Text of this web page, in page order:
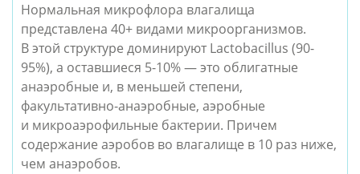
Нормальная микрофлора влагалища
представлена 40+ видами микроорганизмов.
В этой структуре доминируют Lactobacillus (90-
95%), а оставшиеся 5-10% — это облигатные
анаэробные и, в меньшей степени,
факультативно-анаэробные, аэробные
и микроаэрофильные бактерии. Причем
содержание аэробов во влагалище в 10 раз ниже,
чем анаэробов.